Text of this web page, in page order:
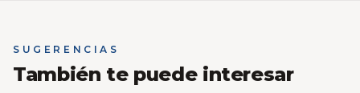
SUGERENCIAS
También te puede interesar